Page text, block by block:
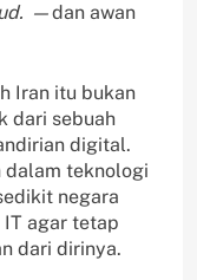
—dan awan
Iran itu bukan
dari sebuah
digital.
dalam teknologi
negara
IT agar tetap
dari dirinya.